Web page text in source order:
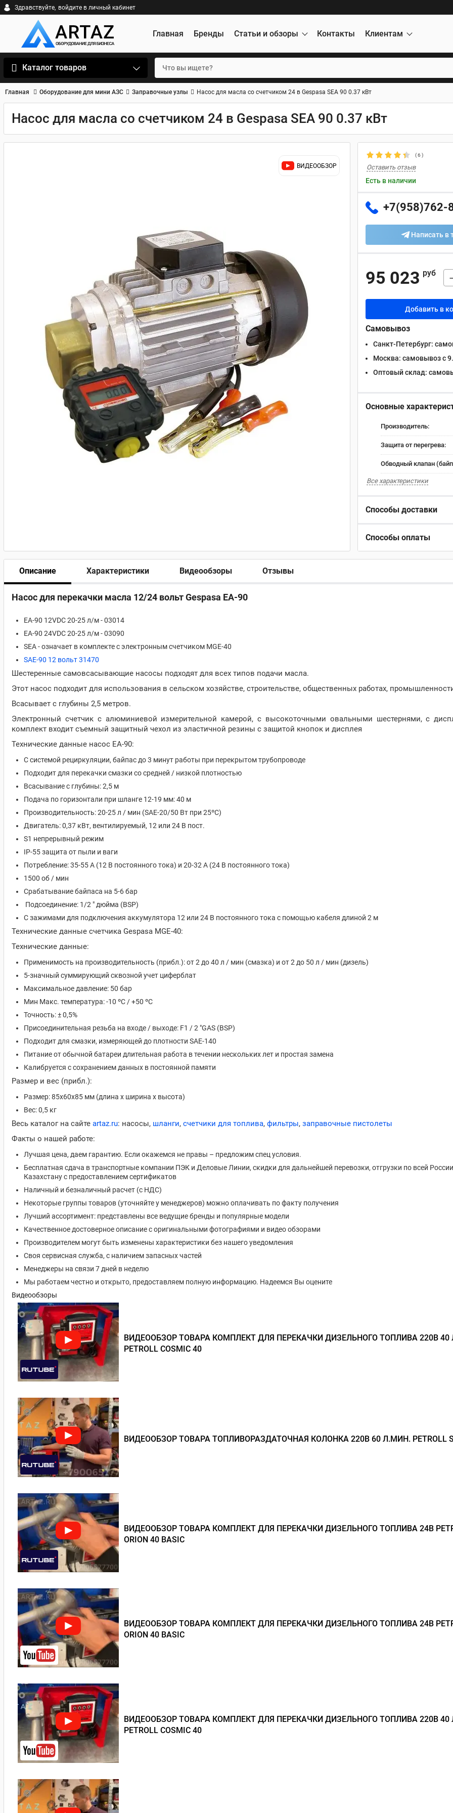
Здравствуйте, войдите в личный кабинет
Главная Бренды Статьи и обзоры Контакты Клиентам
Каталог товаров
Главная Оборудование для мини АЗС Заправочные узлы Насос для масла со счетчиком 24 в Gespasa SEA 90 0.37 кВт
Насос для масла со счетчиком 24 в Gespasa SEA 90 0.37 кВт
ВИДЕООБЗОР
(6)
Оставить отзыв
Есть в наличии
+7(958)762-
Написать в
95 023 руб
Добавить в
Самовывоз
Санкт-Петербург:
Москва: самовывоз с
Оптовый склад:
Основные
Производитель:
Защита от перегрева:
Обводный клапан
Все характеристики
Способы доставки
Способы оплаты
Описание Характеристики Видеообзоры Отзывы
Насос для перекачки масла 12/24 вольт Gespasa EA-90
EA-90 12VDC 20-25 л/м - 03014
EA-90 24VDC 20-25 л/м - 03090
SEA - означает в комплекте с электронным счетчиком MGE-40
SAE-90 12 вольт 31470
Шестеренные самовсасывающие насосы подходят для всех типов подачи масла.
Этот насос подходит для использования в сельском хозяйстве, строительстве, общественных работах,
Всасывает с глубины 2,5 метров.
Электронный счетчик с алюминиевой измерительной камерой, с высокоточными овальными шестернями, с
комплект входит съемный защитный чехол из эластичной резины с защитой кнопок и дисплея
Технические данные насос EA-90:
С системой рециркуляции, байпас до 3 минут работы при перекрытом трубопроводе
Подходит для перекачки смазки со средней / низкой плотностью
Всасывание с глубины: 2,5 м
Подача по горизонтали при шланге 12-19 мм: 40 м
Производительность: 20-25 л / мин (SAE-20/50 Вт при 25ºC)
Двигатель: 0,37 кВт, вентилируемый, 12 или 24 В пост.
S1 непрерывный режим
IP-55 защита от пыли и ваги
Потребление: 35-55 А (12 В постоянного тока) и 20-32 А (24 В постоянного тока)
1500 об / мин
Срабатывание байпаса на 5-6 бар
Подсоединение: 1/2 " дюйма (BSP)
С зажимами для подключения аккумулятора 12 или 24 В постоянного тока с помощью кабеля длиной 2 м
Технические данные счетчика Gespasa MGE-40:
Технические данные:
Применимость на производительность (прибл.): от 2 до 40 л / мин (смазка) и от 2 до 50 л / мин (дизель)
5-значный суммирующий сквозной учет циферблат
Максимальное давление: 50 бар
Мин Макс. температура: -10 ºC / +50 ºC
Точность: ± 0,5%
Присоединительная резьба на входе / выходе: F1 / 2 "GAS (BSP)
Подходит для смазки, измеряющей до плотности SAE-140
Питание от обычной батареи длительная работа в течении нескольких лет и простая замена
Калибруется с сохранением данных в постоянной памяти
Размер и вес (прибл.):
Размер: 85x60x85 мм (длина х ширина х высота)
Вес: 0,5 кг
Весь каталог на сайте artaz.ru: насосы, шланги, счетчики для топлива, фильтры, заправочные пистолеты
Факты о нашей работе:
Лучшая цена, даем гарантию. Если окажемся не правы – предложим спец условия.
Бесплатная сдача в транспортные компании ПЭК и Деловые Линии, скидки для дальнейшей перевозки, отгрузки по всей
Казахстану с предоставлением сертификатов
Наличный и безналичный расчет (с НДС)
Некоторые группы товаров (уточняйте у менеджеров) можно оплачивать по факту получения
Лучший ассортимент: представлены все ведущие бренды и популярные модели
Качественное достоверное описание с оригинальными фотографиями и видео обзорами
Производителем могут быть изменены характеристики без нашего уведомления
Своя сервисная служба, с наличием запасных частей
Менеджеры на связи 7 дней в неделю
Мы работаем честно и открыто, предоставляем полную информацию. Надеемся Вы оцените
Видеообзоры
ВИДЕООБЗОР ТОВАРА КОМПЛЕКТ ДЛЯ ПЕРЕКАЧКИ ДИЗЕЛЬНОГО ТОПЛИВА 220В 40
PETROLL COSMIC 40
ВИДЕООБЗОР ТОВАРА ТОПЛИВОРАЗДАТОЧНАЯ КОЛОНКА 220В 60 Л.МИН. PETROLL
ВИДЕООБЗОР ТОВАРА КОМПЛЕКТ ДЛЯ ПЕРЕКАЧКИ ДИЗЕЛЬНОГО ТОПЛИВА 24В
ORION 40 BASIC
ВИДЕООБЗОР ТОВАРА КОМПЛЕКТ ДЛЯ ПЕРЕКАЧКИ ДИЗЕЛЬНОГО ТОПЛИВА 24В
ORION 40 BASIC
ВИДЕООБЗОР ТОВАРА КОМПЛЕКТ ДЛЯ ПЕРЕКАЧКИ ДИЗЕЛЬНОГО ТОПЛИВА 220В 40
PETROLL COSMIC 40